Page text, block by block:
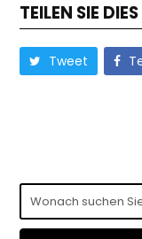
TEILEN SIE DIES
Tweet
suchen
Sie?